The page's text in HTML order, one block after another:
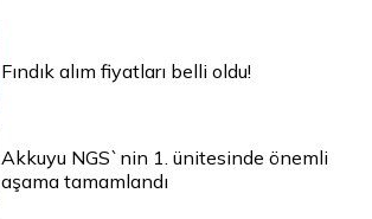
Fındık alım fiyatları belli oldu!
Akkuyu NGS`nin 1. ünitesinde önemli
aşama tamamlandı